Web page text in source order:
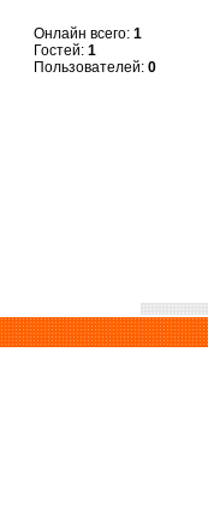
Онлайн всего: 1
Гостей: 1
Пользователей: 0